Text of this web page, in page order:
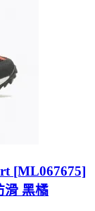
[ML067675]
滑 黑橘